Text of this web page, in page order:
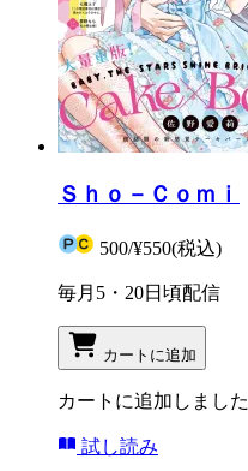
Ｓｈｏ－Ｃｏｍｉ
500/¥550(税込)
毎月5・20日頃配信
カートに追加
カートに追加しました
試し読み